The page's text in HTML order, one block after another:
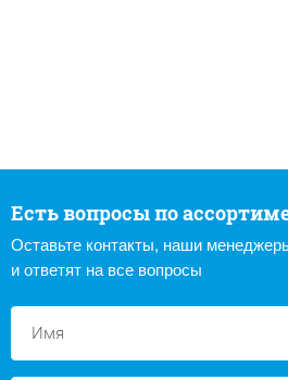
Есть вопросы по
Оставьте контакты, наши
и ответят на все вопросы